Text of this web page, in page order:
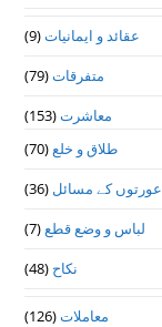
عقائد و ایمانیات(9)
متفرقات(79)
معاشرت(153)
طلاق و خلع(70)
عورتوں کے مسائل (36)
لباس و وضع قطع(7)
نکاح (48)
معاملات(126)